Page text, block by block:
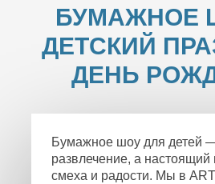
БУМАЖНОЕ
ДЕТСКИЙ
ДЕНЬ
Бумажное шоу для детей
развлечение, а настоящий
смеха и радости. Мы в